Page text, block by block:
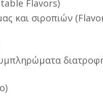
Flavors)
και σιροπιών